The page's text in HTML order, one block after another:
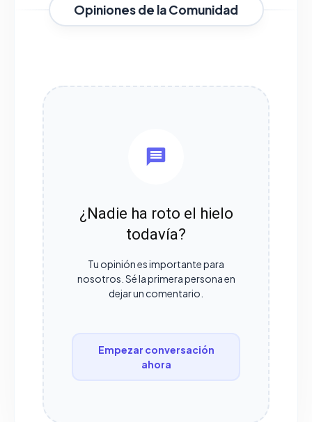
Opiniones de la Comunidad
¿Nadie ha roto el hielo
todavía?
Tu opinión es importante para
nosotros. Sé la primera persona en
dejar un comentario.
Empezar conversación
ahora